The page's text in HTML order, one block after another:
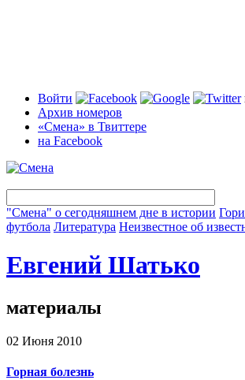
Войти
Архив номеров
«Смена» в Твиттере
на Facebook
"Смена" о сегодняшнем дне в истории
футбола Литература Неизвестное об
Евгений Шатько
материалы
02 Июня 2010
Горная болезнь